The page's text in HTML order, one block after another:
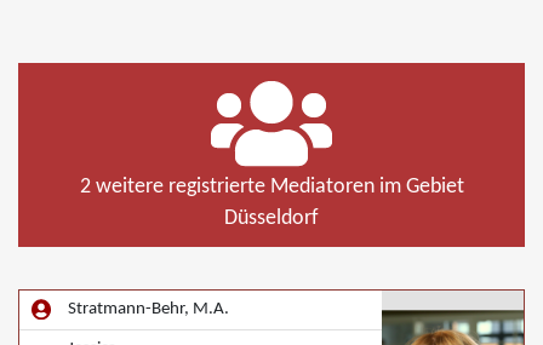
2 weitere registrierte Mediatoren im Gebiet
Düsseldorf
Stratmann-Behr, M.A.